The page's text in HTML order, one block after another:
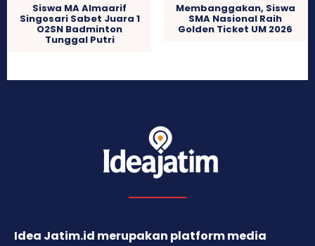
Siswa MA Almaarif
Singosari Sabet Juara 1
O2SN Badminton
Tunggal Putri
Membanggakan, Siswa
SMA Nasional Raih
Golden Ticket UM 2026
Idea Jatim.id merupakan platform media